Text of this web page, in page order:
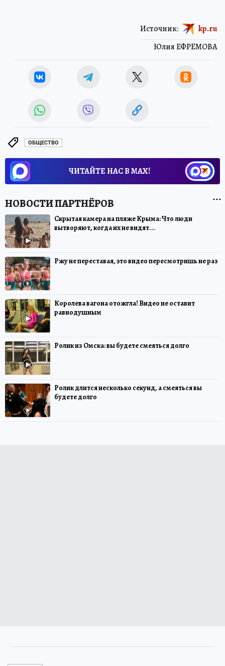
Юлия ЕФРЕМОВА
Источник: kp.ru
ОБЩЕСТВО
ЧИТАЙТЕ НАС В МАХ!
Скрытая камера на пляже Крыма: Что люди
вытворяют, когда их не видят...
Ржу не переставая, это видео пересмотришь не раз
Королева вагона отожгла! Видео не оставит
равнодушным
Ролик из Омска: вы будете смеяться долго
Ролик длится несколько секунд, а смеяться вы
будете долго